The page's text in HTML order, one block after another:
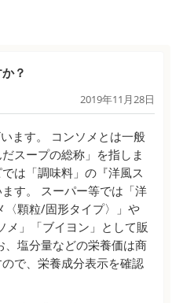
？
2019年11月28日
ます。 コンソメとは一般
スープの総称」を指しま
は「調味料」の『洋風ス
す。 スーパー等では「洋
〈顆粒/固形タイプ〉」や
メ」「ブイヨン」として販
、塩分量などの栄養価は商
で、栄養成分表示を確認